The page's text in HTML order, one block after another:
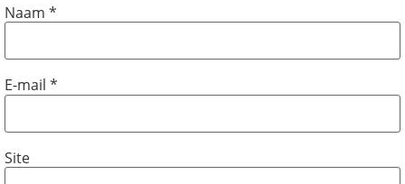
Naam *
E-mail *
Site